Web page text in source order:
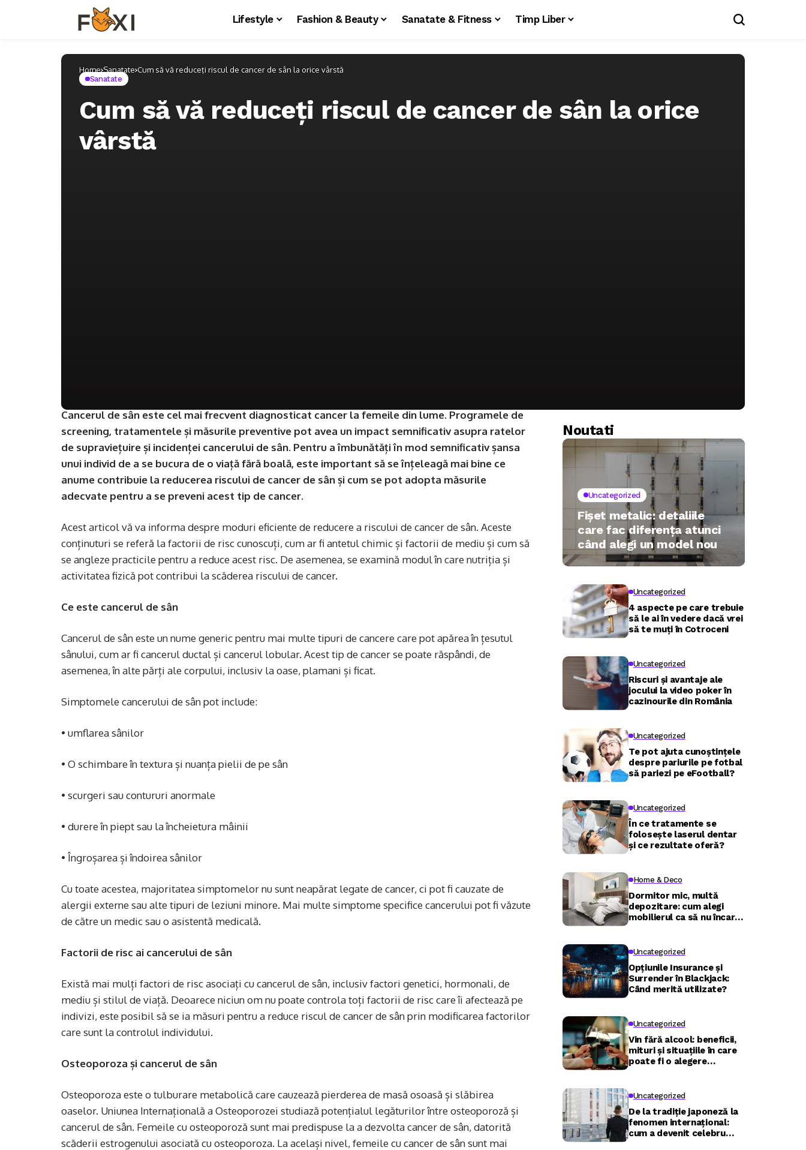
Lifestyle Fashion & Beauty Sanatate & Fitness Timp Liber
Home Sanatate Cum să vă reduceți riscul de cancer de sân la orice vârstă
Sanatate
Cum să vă reduceți riscul de cancer de sân la orice
vârstă
Cancerul de sân este cel mai frecvent diagnosticat cancer la femeile din lume. Programele de
screening, tratamentele și măsurile preventive pot avea un impact semnificativ asupra ratelor
de supraviețuire și incidenței cancerului de sân. Pentru a îmbunătăți în mod semnificativ șansa
unui individ de a se bucura de o viață fără boală, este important să se înțeleagă mai bine ce
anume contribuie la reducerea riscului de cancer de sân și cum se pot adopta măsurile
adecvate pentru a se preveni acest tip de cancer.
Acest articol vă va informa despre moduri eficiente de reducere a riscului de cancer de sân. Aceste
conținuturi se referă la factorii de risc cunoscuți, cum ar fi antetul chimic și factorii de mediu și cum să
se angleze practicile pentru a reduce acest risc. De asemenea, se examină modul în care nutriția și
activitatea fizică pot contribui la scăderea riscului de cancer.
Ce este cancerul de sân
Cancerul de sân este un nume generic pentru mai multe tipuri de cancere care pot apărea în țesutul
sânului, cum ar fi cancerul ductal și cancerul lobular. Acest tip de cancer se poate răspândi, de
asemenea, în alte părți ale corpului, inclusiv la oase, plamani și ficat.
Simptomele cancerului de sân pot include:
• umflarea sânilor
• O schimbare în textura și nuanța pielii de pe sân
• scurgeri sau contururi anormale
• durere în piept sau la încheietura mâinii
• Îngroșarea și îndoirea sânilor
Cu toate acestea, majoritatea simptomelor nu sunt neapărat legate de cancer, ci pot fi cauzate de
alergii externe sau alte tipuri de leziuni minore. Mai multe simptome specifice cancerului pot fi văzute
de către un medic sau o asistentă medicală.
Factorii de risc ai cancerului de sân
Există mai mulți factori de risc asociați cu cancerul de sân, inclusiv factori genetici, hormonali, de
mediu și stilul de viață. Deoarece niciun om nu poate controla toți factorii de risc care îi afectează pe
indivizi, este posibil să se ia măsuri pentru a reduce riscul de cancer de sân prin modificarea factorilor
care sunt la controlul individului.
Osteoporoza și cancerul de sân
Osteoporoza este o tulburare metabolică care cauzează pierderea de masă osoasă și slăbirea
oaselor. Uniunea Internațională a Osteoporozei studiază potențialul legăturilor între osteoporoză și
cancerul de sân. Femeile cu osteoporoză sunt mai predispuse la a dezvolta cancer de sân, datorită
scăderii estrogenului asociată cu osteoporoza. La același nivel, femeile cu cancer de sân sunt mai
Noutati
Uncategorized
Fișet metalic: detaliile
care fac diferența atunci
când alegi un model nou
Uncategorized
4 aspecte pe care trebuie
să le ai în vedere dacă vrei
să te muți în Cotroceni
Uncategorized
Riscuri și avantaje ale
jocului la video poker în
cazinourile din România
Uncategorized
Te pot ajuta cunoștințele
despre pariurile pe fotbal
să pariezi pe eFootball?
Uncategorized
În ce tratamente se
folosește laserul dentar
și ce rezultate oferă?
Home & Deco
Dormitor mic, multă
depozitare: cum alegi
mobilierul ca să nu încarci
Uncategorized
Opțiunile Insurance și
Surrender în Blackjack:
Când merită utilizate?
Uncategorized
Vin fără alcool: beneficii,
mituri și situațiile în care
poate fi o alegere
Uncategorized
De la tradiție japoneză la
fenomen internațional:
cum a devenit celebru